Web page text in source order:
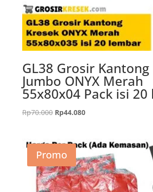
GL38 Grosir Kantong
Jumbo ONYX Merah
55x80x04 Pack isi 20
Rp70.000 Harga
Rp70.000.
Rp44.080Harga
adalah:
Rp44.080.
Promo